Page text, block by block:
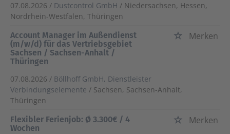
07.08.2026 / Dustcontrol GmbH / Niedersachsen, Hessen,
Nordrhein-Westfalen, Thüringen
Account Manager im Außendienst
(m/w/d) für das Vertriebsgebiet
Sachsen / Sachsen-Anhalt /
Thüringen
Merken
07.08.2026 / Böllhoff GmbH, Dienstleister
Verbindungselemente / Sachsen, Sachsen-Anhalt,
Thüringen
Flexibler Ferienjob: Ø 3.300€ / 4
Wochen
Merken